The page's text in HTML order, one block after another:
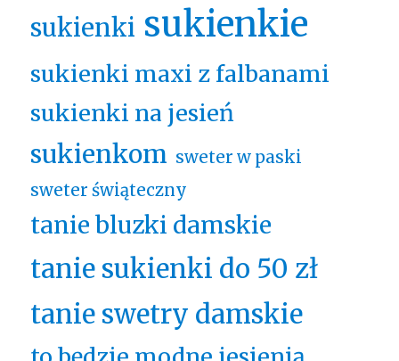
sukienki sukienkie
sukienki maxi z falbanami
sukienki na jesień
sukienkom sweter w paski
sweter świąteczny
tanie bluzki damskie
tanie sukienki do 50 zł
tanie swetry damskie